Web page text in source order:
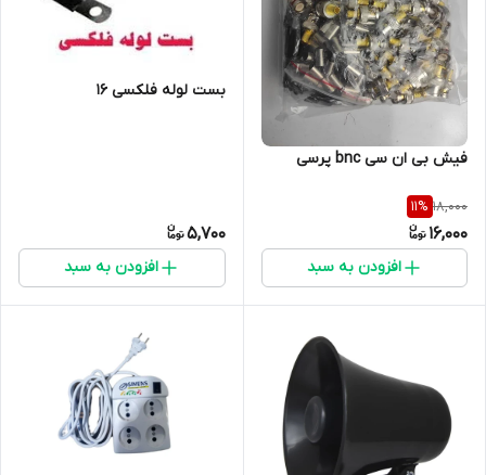
فیش بی ان سی bnc پرسی
18,000
11%
16,000
افزودن به سبد
بست لوله فلکسی 16
5,700
افزودن به سبد